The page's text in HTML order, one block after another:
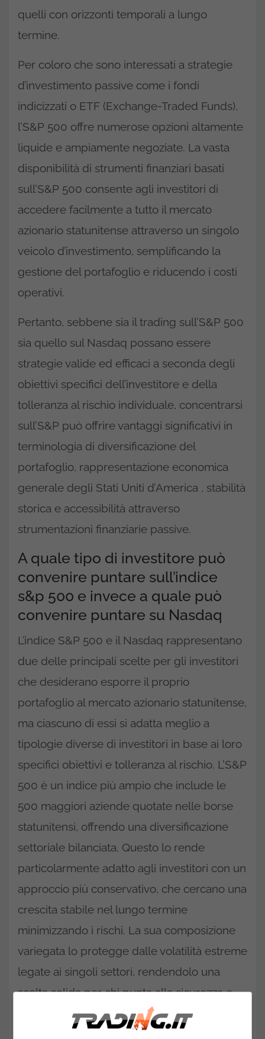
quelli con orizzonti temporali a lungo
termine.
Per coloro che sono interessati a strategie
d’investimento passive come i fondi
indicizzati o ETF (Exchange-Traded Funds),
l’S&P 500 offre numerose opzioni altamente
liquide e ampiamente negoziate. La vasta
disponibilità di strumenti finanziari basati
sull’S&P 500 consente agli investitori di
accedere facilmente a tutto il mercato
azionario statunitense attraverso un singolo
veicolo d’investimento, semplificando la
gestione del portafoglio e riducendo i costi
operativi.
Pertanto, sebbene sia il trading sull’S&P 500
sia quello sul Nasdaq possano essere
strategie valide ed efficaci a seconda degli
obiettivi specifici dell’investitore e della
tolleranza al rischio individuale, concentrarsi
sull’S&P può offrire vantaggi significativi in
terminologia di diversificazione del
portafoglio, rappresentazione economica
generale degli Stati Uniti d’America , stabilità
storica e accessibilità attraverso
strumentazioni finanziarie passive.
A quale tipo di investitore può
convenire puntare sull’indice
s&p 500 e invece a quale può
convenire puntare su Nasdaq
L’indice S&P 500 e il Nasdaq rappresentano
due delle principali scelte per gli investitori
che desiderano esporre il proprio
portafoglio al mercato azionario statunitense,
ma ciascuno di essi si adatta meglio a
tipologie diverse di investitori in base ai loro
specifici obiettivi e tolleranza al rischio. L’S&P
500 è un indice più ampio che include le
500 maggiori aziende quotate nelle borse
statunitensi, offrendo una diversificazione
settoriale bilanciata. Questo lo rende
particolarmente adatto agli investitori con un
approccio più conservativo, che cercano una
crescita stabile nel lungo termine
minimizzando i rischi. La sua composizione
variegata lo protegge dalle volatilità estreme
legate ai singoli settori, rendendolo una
scelta solida per chi punta alla sicurezza e
alla costanza dei rendimenti.